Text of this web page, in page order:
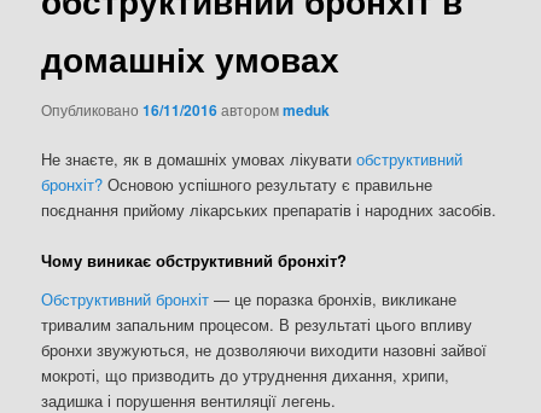
домашніх умовах
Опубликовано16/11/2016авторомmeduk
Не знаєте, як в домашніх умовах лікуватиобструктивний
бронхіт?Основою успішного результату є правильне
поєднання прийому лікарських препаратів і народних засобів.
Чому виникає обструктивний бронхіт?
Обструктивний бронхіт— це поразка бронхів, викликане
тривалим запальним процесом. В результаті цього впливу
бронхи звужуються, не дозволяючи виходити назовні зайвої
мокроті, що призводить до утруднення дихання, хрипи,
задишка і порушення вентиляції легень.